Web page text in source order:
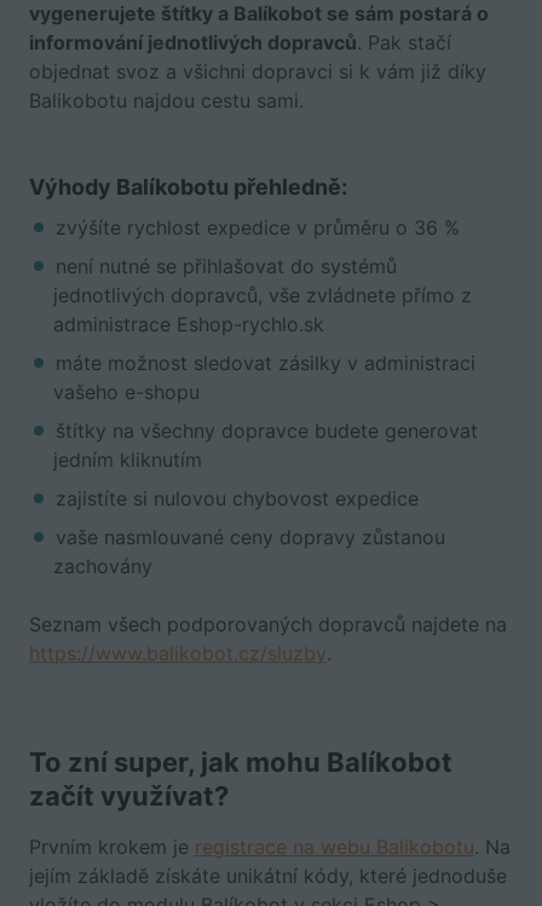
vygenerujete štítky a Balíkobot se sám postará o
informování jednotlivých dopravců. Pak stačí
objednat svoz a všichni dopravci si k vám již díky
Balikobotu najdou cestu sami.
Výhody Balíkobotu přehledně:
zvýšíte rychlost expedice v průměru o 36 %
není nutné se přihlašovat do systémů
jednotlivých dopravců, vše zvládnete přímo z
administrace Eshop-rychlo.sk
máte možnost sledovat zásilky v administraci
vašeho e-shopu
štítky na všechny dopravce budete generovat
jedním kliknutím
zajistíte si nulovou chybovost expedice
vaše nasmlouvané ceny dopravy zůstanou
zachovány
Seznam všech podporovaných dopravců najdete na
https://www.balikobot.cz/sluzby.
To zní super, jak mohu Balíkobot
začít využívat?
Prvním krokem je registrace na webu Balíkobotu. Na
jejím základě získáte unikátní kódy, které jednoduše